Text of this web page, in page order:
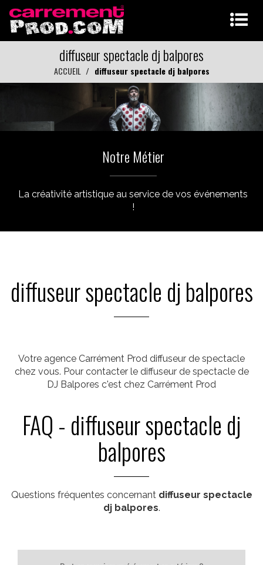
diffuseur spectacle dj balpores
ACCUEIL diffuseur spectacle dj balpores
Notre Métier
La créativité artistique au service de vos événements
!
diffuseur spectacle dj balpores
Votre agence Carrément Prod diffuseur de spectacle
chez vous. Pour contacter le diffuseur de spectacle de
DJ Balpores c'est chez Carrément Prod
FAQ - diffuseur spectacle dj
balpores
Questions fréquentes concernant diffuseur spectacle
dj balpores.